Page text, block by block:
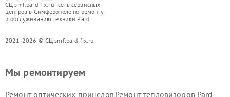
СЦ smf.pard-fix.ru - сеть сервисных
центров в Симферополе по ремонту
и обслуживанию техники Pard
2021-2026 © СЦ smf.pard-fix.ru
Мы ремонтируем
Ремонт оптических прицеловРемонт тепловизоров Pard